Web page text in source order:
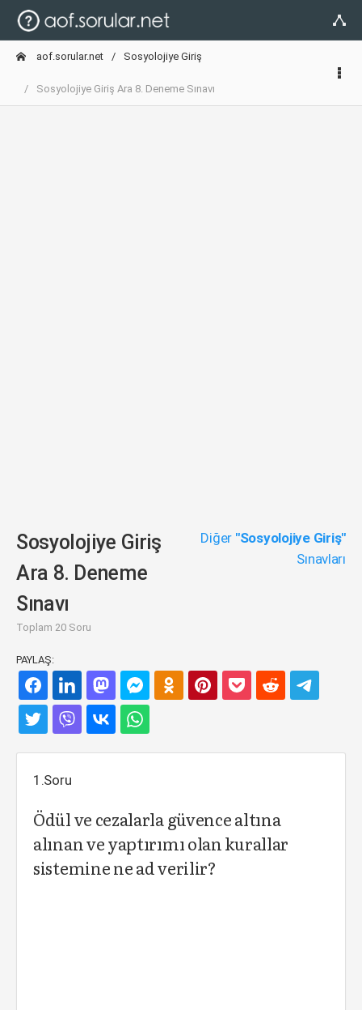
aof.sorular.net Sosyolojiye Giriş
Sosyolojiye Giriş Ara 8. Deneme Sınavı
Sosyolojiye Giriş
Ara 8. Deneme
Sınavı
Toplam 20 Soru
Diğer "Sosyolojiye Giriş"
Sınavları
PAYLAŞ:
1.Soru
Ödül ve cezalarla güvence altına
alınan ve yaptırımı olan kurallar
sistemine ne ad verilir?